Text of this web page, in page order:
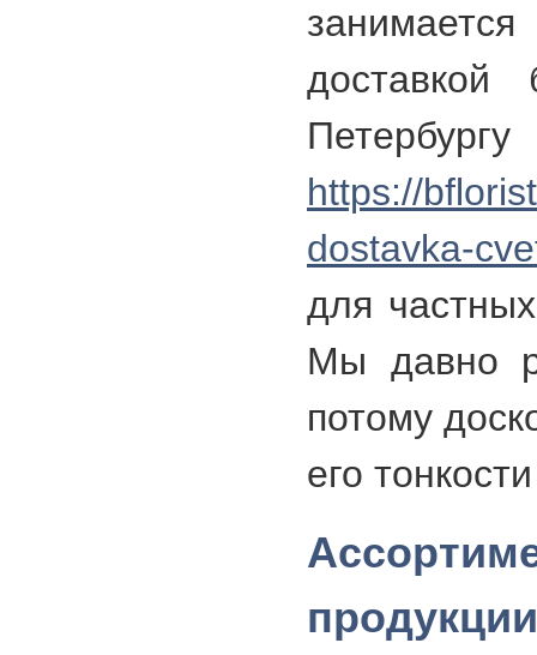
доставкой
https://
dostavka-
для
Мы давно
потому
его
продукции